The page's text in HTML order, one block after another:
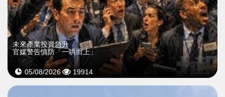
未來產業投資急升
官媒警告慎防「一哄而上」
05/08/2026 19914